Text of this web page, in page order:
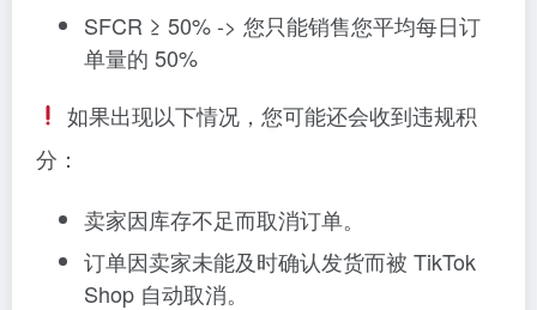
SFCR ≥ 50% -> 您只能销售您平均每日订
单量的 50%
如果出现以下情况，您可能还会收到违规积
分：
卖家因库存不足而取消订单。
订单因卖家未能及时确认发货而被 TikTok
Shop 自动取消。